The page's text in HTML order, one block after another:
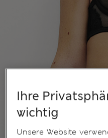
Ihre
wichtig
Unsere Website